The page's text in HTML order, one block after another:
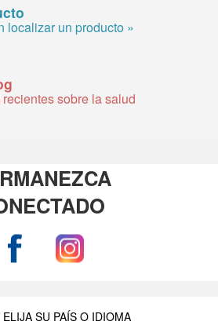
localizar un producto »
sobre la salud
ELIJA SU PAÍS O IDIOMA